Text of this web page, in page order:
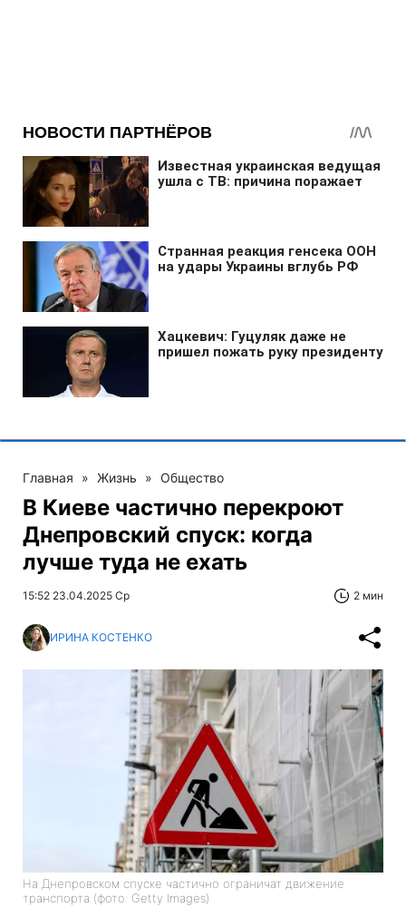
Главная » Жизнь » Общество
В Киеве частично перекроют
Днепровский спуск: когда
лучше туда не ехать
15:52 23.04.2025 Ср 2 мин
ИРИНА КОСТЕНКО
На Днепровском спуске частично ограничат движение
транспорта (фото: Getty Images)